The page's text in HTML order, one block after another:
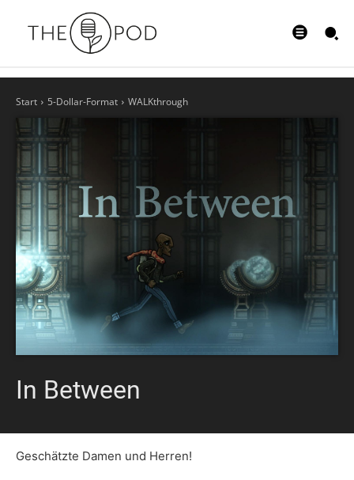
Start 5-Dollar-Format WALKthrough
In Between
Geschätzte Damen und Herren!